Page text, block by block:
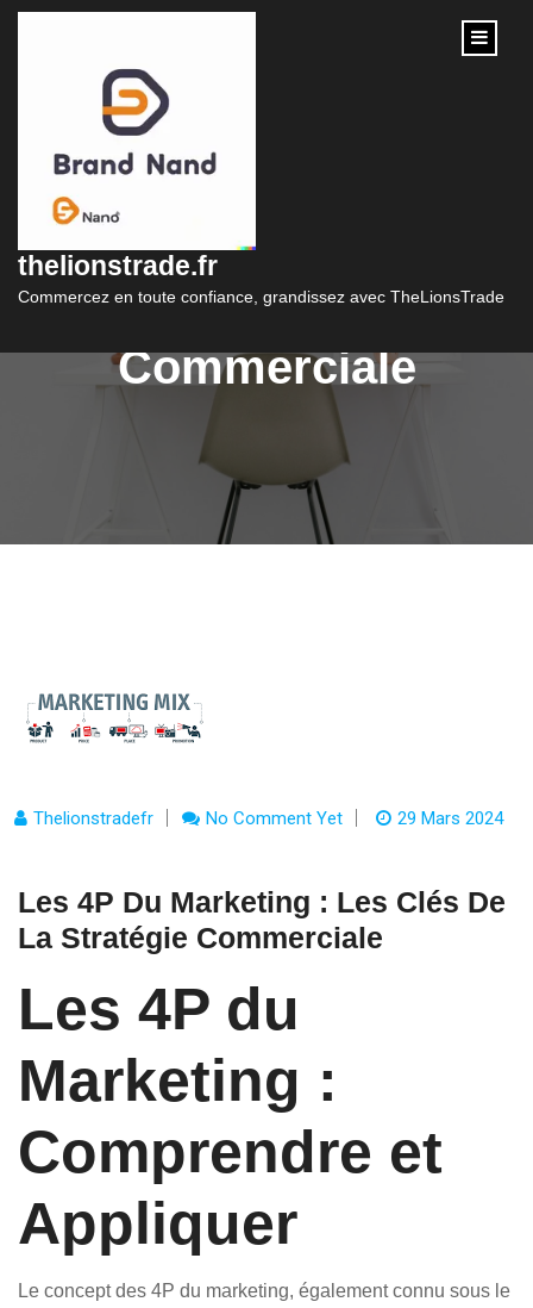
content
thelionstrade.fr
Commercez en toute confiance, grandissez avec TheLionsTrade
Les 4P du Marketing :
Les Clés de la
Stratégie
Commerciale
Thelionstradefr No Comment Yet 29 Mars 2024
Les 4P Du Marketing : Les Clés De
La Stratégie Commerciale
Les 4P du
Marketing :
Comprendre et
Appliquer
Le concept des 4P du marketing, également connu sous le